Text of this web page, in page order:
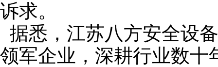
诉求。
据悉，江苏八方安全设
领军企业，深耕行业数十